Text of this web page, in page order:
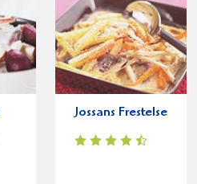
Jossans Frestelse